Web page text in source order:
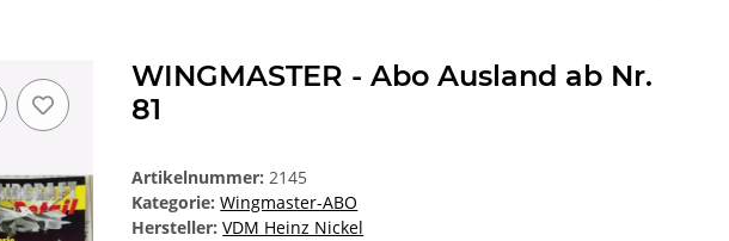
WINGMASTER - Abo Ausland ab Nr.
81
Artikelnummer:2145
Kategorie:Wingmaster-ABO
Hersteller: VDM Heinz Nickel